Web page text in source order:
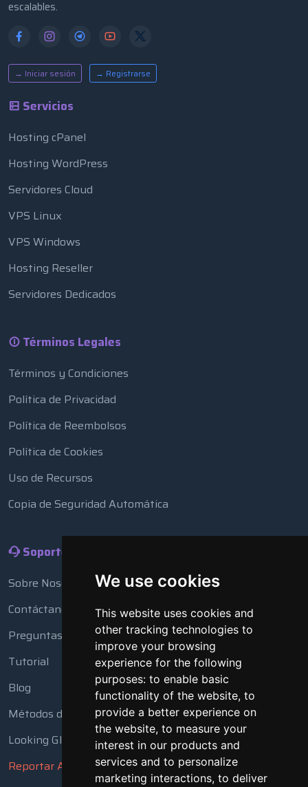
We use cookies
This website uses cookies and
other tracking technologies to
improve your browsing
experience for the following
purposes: to enable basic
functionality of the website, to
provide a better experience on
the website, to measure your
interest in our products and
services and to personalize
marketing interactions, to deliver
escalables.
→ Iniciar sesión → Registrarse
Servicios
Hosting cPanel
Hosting WordPress
Servidores Cloud
VPS Linux
VPS Windows
Hosting Reseller
Servidores Dedicados
Términos Legales
Términos y Condiciones
Política de Privacidad
Política de Reembolsos
Política de Cookies
Uso de Recursos
Copia de Seguridad Automática
Soporte
Sobre Nosotros
Contáctanos
Preguntas Frecuentes
Tutorial
Blog
Métodos de Pago
Looking Glass
Reportar Abuso